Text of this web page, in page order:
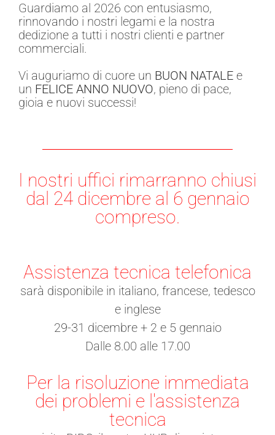
Guardiamo al 2026 con entusiasmo,
rinnovando i nostri legami e la nostra
dedizione a tutti i nostri clienti e partner
commerciali.
Vi auguriamo di cuore un BUON NATALE e
un FELICE ANNO NUOVO, pieno di pace,
gioia e nuovi successi!
I nostri uffici rimarranno chiusi
dal 24 dicembre al 6 gennaio
compreso.
Assistenza tecnica telefonica
sarà disponibile in italiano, francese, tedesco
e inglese
29-31 dicembre + 2 e 5 gennaio
Dalle 8.00 alle 17.00
Per la risoluzione immediata
dei problemi e l'assistenza
tecnica